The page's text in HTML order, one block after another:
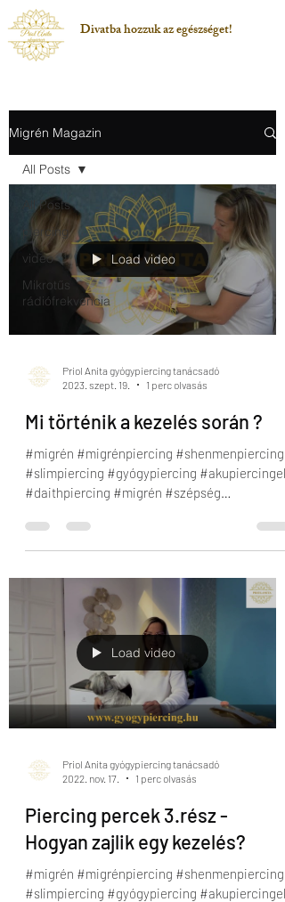
Divatba hozzuk az egészséget!
Migrén Magazin
All Posts
piercing
video
Mikrotűs
rádiófrekvencia
All Posts
Load video
Priol Anita gyógypiercing tanácsadó
2023. szept. 19.
1 perc olvasás
Mi történik a kezelés során ?
#migrén #migrénpiercing #shenmenpiercing
#slimpiercing #gyógypiercing #akupiercingek
#daithpiercing #migrén #szépség
Load video
Priol Anita gyógypiercing tanácsadó
2022. nov. 17.
1 perc olvasás
Piercing percek 3.rész -
Hogyan zajlik egy kezelés?
#migrén #migrénpiercing #shenmenpiercing
#slimpiercing #gyógypiercing #akupiercingek